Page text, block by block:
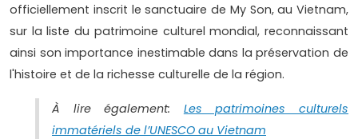
officiellement inscrit le sanctuaire de My Son, au Vietnam,
sur la liste du patrimoine culturel mondial, reconnaissant
ainsi son importance inestimable dans la préservation de
l'histoire et de la richesse culturelle de la région.
À lire également: Les patrimoines culturels
immatériels de l’UNESCO au Vietnam